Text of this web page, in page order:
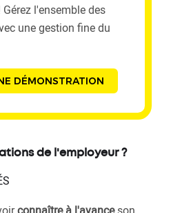
l'ensemble des
une gestion fine du
DÉMONSTRATION
de l'employeur ?